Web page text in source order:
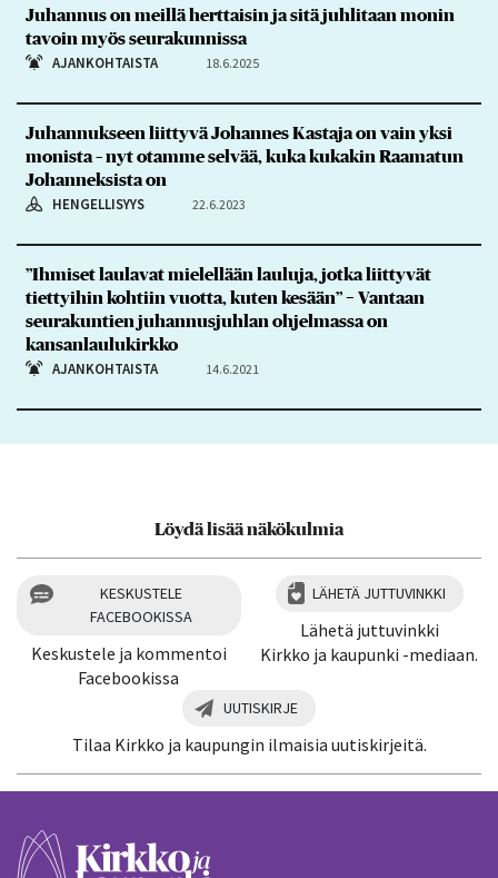
Juhannus on meillä herttaisin ja sitä juhlitaan monin
tavoin myös seurakunnissa
AJANKOHTAISTA 18.6.2025
Juhannukseen liittyvä Johannes Kastaja on vain yksi
monista – nyt otamme selvää, kuka kukakin Raamatun
Johanneksista on
HENGELLISYYS 22.6.2023
”Ihmiset laulavat mielellään lauluja, jotka liittyvät
tiettyihin kohtiin vuotta, kuten kesään” − Vantaan
seurakuntien juhannusjuhlan ohjelmassa on
kansanlaulukirkko
AJANKOHTAISTA 14.6.2021
Löydä lisää näkökulmia
KESKUSTELE
FACEBOOKISSA
Keskustele ja kommentoi
Facebookissa
LÄHETÄ JUTTUVINKKI
Lähetä juttuvinkki
Kirkko ja kaupunki -mediaan.
UUTISKIRJE
Tilaa Kirkko ja kaupungin ilmaisia uutiskirjeitä.